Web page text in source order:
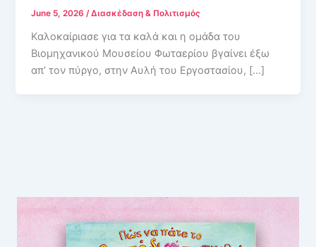
June 5, 2026/Διασκέδαση & Πολιτισμός
Καλοκαίριασε για τα καλά και η ομάδα του
Βιομηχανικού Μουσείου Φωταερίου βγαίνει έξω
απ’ τον πύργο, στην Αυλή του Εργοστασίου, […]